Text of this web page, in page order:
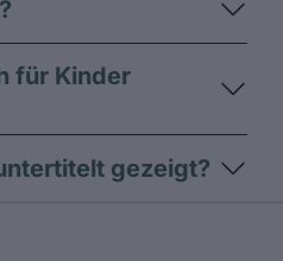
für Kinder
gezeigt?